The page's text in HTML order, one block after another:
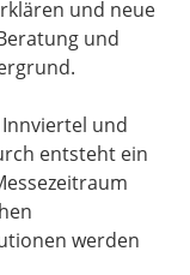
und neue
und
und
entsteht ein
werden